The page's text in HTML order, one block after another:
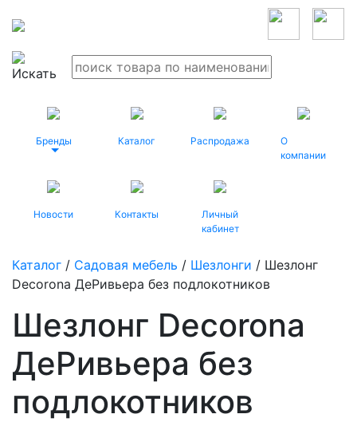
Бренды Каталог Распродажа
О
компании
Новости Контакты
Личный
кабинет
Каталог / Садовая мебель / Шезлонги / Шезлонг
Decorona ДеРивьера без подлокотников
Шезлонг Decorona
ДеРивьера без
подлокотников